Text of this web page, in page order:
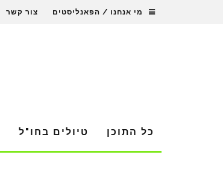
מי אנחנו / הפאנליסטים צור קשר
כל התוכן טיולים בחו"ל